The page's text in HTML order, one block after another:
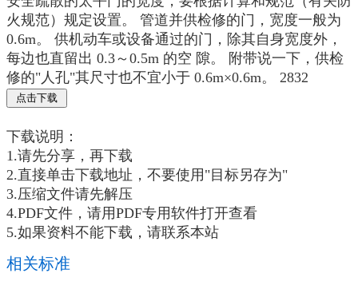
火规范）规定设置。 管道并供检修的门，宽度一般为
0.6m。 供机动车或设备通过的门，除其自身宽度外，
每边也直留出 0.3～0.5m 的空 隙。 附带说一下，供检
修的"人孔"其尺寸也不宜小于 0.6m×0.6m。 2832
下载说明：
1.请先分享，再下载
2.直接单击下载地址，不要使用"目标另存为"
3.压缩文件请先解压
4.PDF文件，请用PDF专用软件打开查看
5.如果资料不能下载，请联系本站
相关标准